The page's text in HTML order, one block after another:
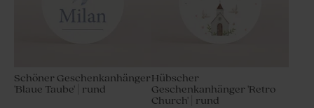
Schöner Geschenkanhänger
'Blaue Taube' | rund
Hübscher
Geschenkanhänger 'Retro
Church' | rund